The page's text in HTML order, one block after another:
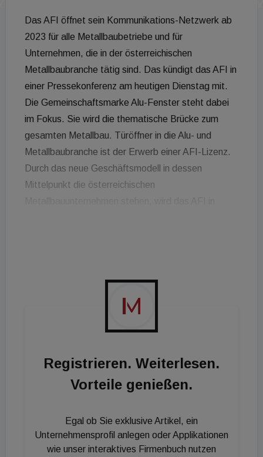
Das AFI öffnet sein Kommunikations-Netzwerk ab
2023 für alle Metallbaubetriebe und für
Unternehmen, die in der österreichischen
Metallbaubranche tätig sind. Das kündigt das AFI in
einer Pressekonferenz am heutigen Dienstag mit.
Die Gemeinschaftsmarke Alu-Fenster steht dabei
im Fokus. Sie wird die thematische Brücke zum
gesamten Metallbau. Türöffner in die Alu- und
Metallbaubranche ist der Erwerb einer AFI-Lizenz.
Durch das neue Geschäftsmodell in dessen
Mittelpunkt die österreichischen
Oberflächenveredelungsbetrieben,
Glasproduzenten und anderen Unternehmen bzw.
Organisationen der Branche tätig sein.
Kernbereiche sind die Interne Kommunikation und
Internen Kommunikation will der Verein die
Entwicklung von Positionen die Lizenznehmer und
fungiert das AFI für den hochwertigen Metallbau.
Als Vision gilt der Aufbau einer
Metallbau.Influencer.Community, die - auch online -
Registrieren. Weiterlesen.
Vorteile genießen.
Egal ob Sie exklusive Artikel, ein
Unternehmensprofil anlegen oder Applikationen
wie unser interaktives Firmenbuch nutzen